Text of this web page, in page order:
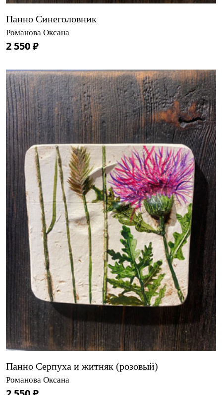
Панно Синеголовник
Романова Оксана
2 550 ₽
Панно Серпуха и житняк (розовый)
Романова Оксана